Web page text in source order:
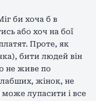
би хоча б в
або хоч на бої
Проте, як
бити людей він
не живе по
жінок, не
може лупасити і все